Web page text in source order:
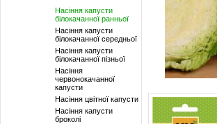
Насіння капусти
білокачанної ранньої
Насіння капусти
білокачанної середньої
Насіння капусти
білокачанної пізньої
Насіння
червонокачанної
капусти
Насіння цвітної капусти
Насіння капусти
броколі